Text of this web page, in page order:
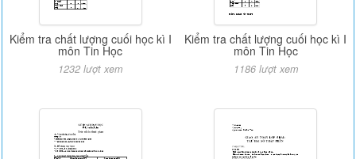
Kiểm tra chất lượng cuối học kì I
môn Tin Học
1232 lượt xem
Kiểm tra chất lượng cuối học kì I
môn Tin Học
1186 lượt xem